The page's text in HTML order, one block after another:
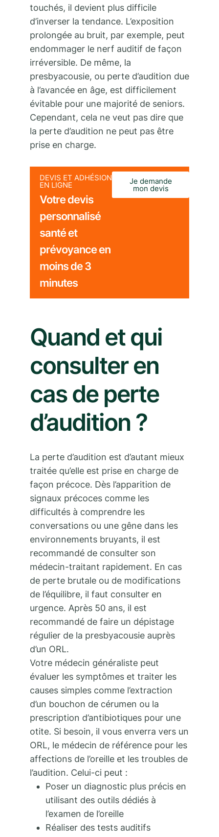
touchés, il devient plus difficile
d’inverser la tendance. L’exposition
prolongée au bruit, par exemple, peut
endommager le nerf auditif de façon
irréversible. De même, la
presbyacousie, ou perte d’audition due
à l’avancée en âge, est difficilement
évitable pour une majorité de seniors.
Cependant, cela ne veut pas dire que
la perte d’audition ne peut pas être
prise en charge.
DEVIS ET ADHÉSION
EN LIGNE
Votre devis
personnalisé
santé et
prévoyance en
moins de 3
minutes
Je demande
mon devis
Quand et qui
consulter en
cas de perte
d’audition ?
La perte d’audition est d’autant mieux
traitée qu’elle est prise en charge de
façon précoce. Dès l’apparition de
signaux précoces comme les
difficultés à comprendre les
conversations ou une gêne dans les
environnements bruyants, il est
recommandé de consulter son
médecin-traitant rapidement. En cas
de perte brutale ou de modifications
de l’équilibre, il faut consulter en
urgence. Après 50 ans, il est
recommandé de faire un dépistage
régulier de la presbyacousie auprès
d’un ORL.
Votre médecin généraliste peut
évaluer les symptômes et traiter les
causes simples comme l’extraction
d’un bouchon de cérumen ou la
prescription d’antibiotiques pour une
otite. Si besoin, il vous enverra vers un
ORL, le médecin de référence pour les
affections de l’oreille et les troubles de
l’audition. Celui-ci peut :
Poser un diagnostic plus précis en
utilisant des outils dédiés à
l’examen de l’oreille
Réaliser des tests auditifs